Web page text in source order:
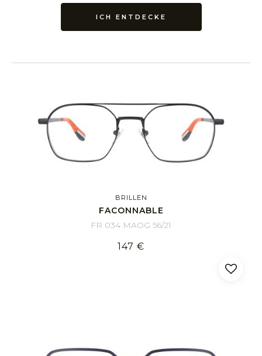
ICH ENTDECKE
BRILLEN
FACONNABLE
FR 034 MAOG 56/21
147 €